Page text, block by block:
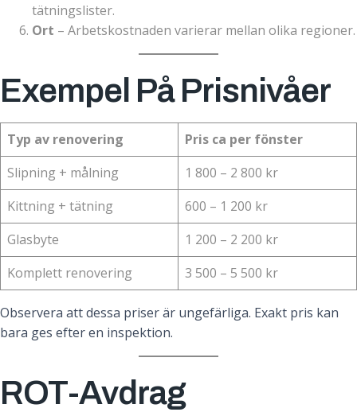
tätningslister.
Ort – Arbetskostnaden varierar mellan olika regioner.
Exempel På Prisnivåer
Typ av renovering
Pris ca per fönster
Slipning + målning
1 800 – 2 800 kr
Kittning + tätning
600 – 1 200 kr
Glasbyte
1 200 – 2 200 kr
Komplett renovering
3 500 – 5 500 kr
Observera att dessa priser är ungefärliga. Exakt pris kan
bara ges efter en inspektion.
ROT-Avdrag